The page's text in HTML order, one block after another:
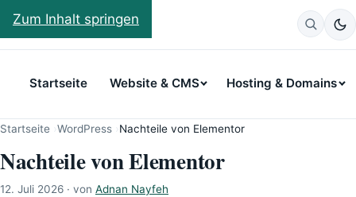
Zum Inhalt springen
Weswegen
Startseite Website & CMS Hosting & Domains
Startseite WordPress Nachteile von Elementor
Nachteile von Elementor
12. Juli 2026 · von Adnan Nayfeh